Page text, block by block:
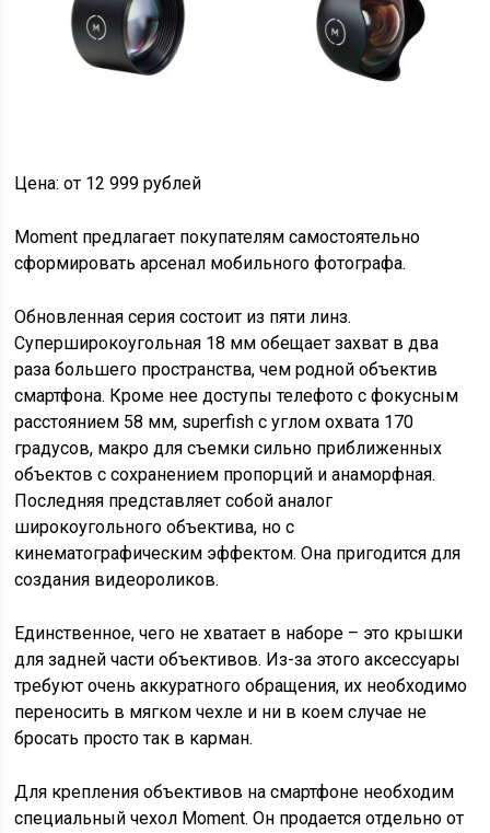
Цена: от 12 999 рублей
Moment предлагает покупателям самостоятельно
сформировать арсенал мобильного фотографа.
Обновленная серия состоит из пяти линз.
Суперширокоугольная 18 мм обещает захват в два
раза большего пространства, чем родной объектив
смартфона. Кроме нее доступы телефото с фокусным
расстоянием 58 мм, superfish с углом охвата 170
градусов, макро для съемки сильно приближенных
объектов с сохранением пропорций и анаморфная.
Последняя представляет собой аналог
широкоугольного объектива, но с
кинематографическим эффектом. Она пригодится для
создания видеороликов.
Единственное, чего не хватает в наборе – это крышки
для задней части объективов. Из-за этого аксессуары
требуют очень аккуратного обращения, их необходимо
переносить в мягком чехле и ни в коем случае не
бросать просто так в карман.
Для крепления объективов на смартфоне необходим
специальный чехол Moment. Он продается отдельно от